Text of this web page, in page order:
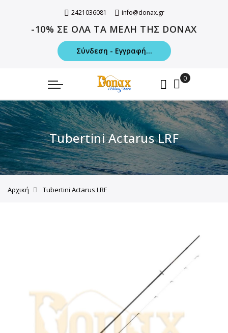
2421036081 info@donax.gr
-10% ΣΕ ΟΛΑ ΤΑ ΜΕΛΗ ΤΗΣ DONAX
Σύνδεση - Εγγραφή...
Tubertini Actarus LRF
Αρχική Tubertini Actarus LRF